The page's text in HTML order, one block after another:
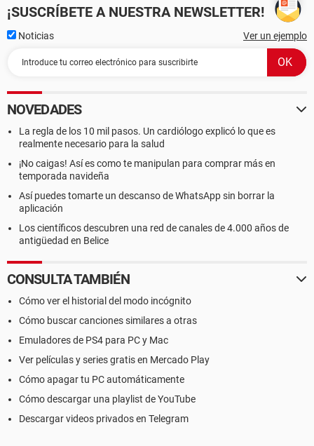
¡SUSCRÍBETE A NUESTRA NEWSLETTER!
Noticias Ver un ejemplo
NOVEDADES
La regla de los 10 mil pasos. Un cardiólogo explicó lo que es
realmente necesario para la salud
¡No caigas! Así es como te manipulan para comprar más en
temporada navideña
Así puedes tomarte un descanso de WhatsApp sin borrar la
aplicación
Los científicos descubren una red de canales de 4.000 años de
antigüedad en Belice
CONSULTA TAMBIÉN
Cómo ver el historial del modo incógnito
Cómo buscar canciones similares a otras
Emuladores de PS4 para PC y Mac
Ver películas y series gratis en Mercado Play
Cómo apagar tu PC automáticamente
Cómo descargar una playlist de YouTube
Descargar videos privados en Telegram